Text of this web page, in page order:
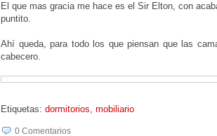
El que mas gracia me hace es el Sir Elton, con
puntito.
Ahí queda, para todo los que piensan que las
cabecero.
Etiquetas: dormitorios mobiliario
0 Comentarios